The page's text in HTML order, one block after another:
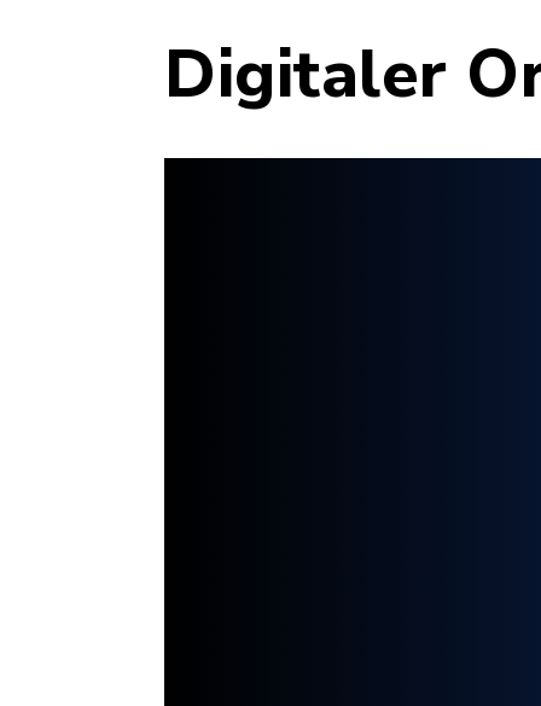
Digitaler